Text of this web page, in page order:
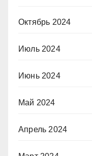
Октябрь 2024
Июль 2024
Июнь 2024
Май 2024
Апрель 2024